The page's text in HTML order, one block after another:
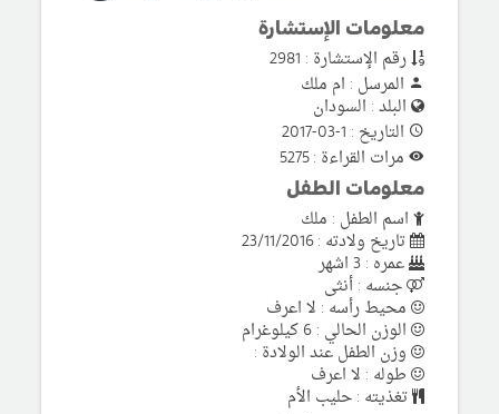
معلومات الإستشارة
رقم الإستشارة : 2981
المرسل : ام ملك
البلد : السودان
التاريخ : 1-03-2017
مرات القراءة : 5275
معلومات الطفل
اسم الطفل : ملك
تاريخ ولادته : 23/11/2016
عمره : 3 اشهر
جنسه : أنثى
محيط رأسه : لا اعرف
الوزن الحالي : 6 كيلوغرام
وزن الطفل عند الولادة :
طوله : لا اعرف
تغذيته : حليب الأم